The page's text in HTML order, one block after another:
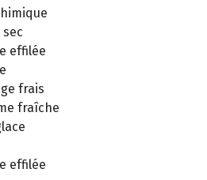
sec
effilée
frais
fraîche
effilée